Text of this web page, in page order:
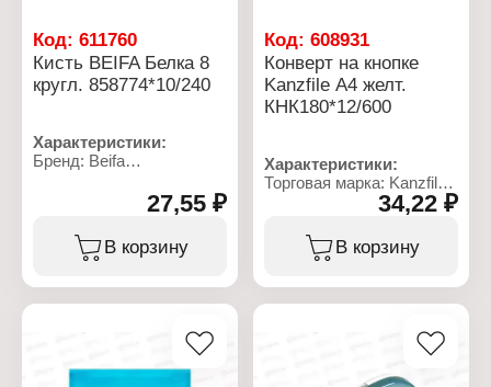
Код: 611760
Кисть BEIFA Белка 8
кругл. 858774*10/240
Характеристики:
Бренд: Beifa
Тип товара: Кисть
художественная
Модель: № 8
Вид ворса: белка
Материал ручки: дерево
27,55 ₽
В корзину
Код:608931
Конверт на кнопке
Kanzfile А4 желт.
КНК180*12/600
Характеристики:
Торговая марка: Kanzfile
Артикул: КНК-180-ПП
Вариация: конверт
Формат: А4
Толщина материала: 180
34,22 ₽
В корзину